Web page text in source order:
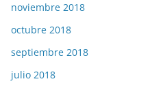
noviembre 2018
octubre 2018
septiembre 2018
julio 2018